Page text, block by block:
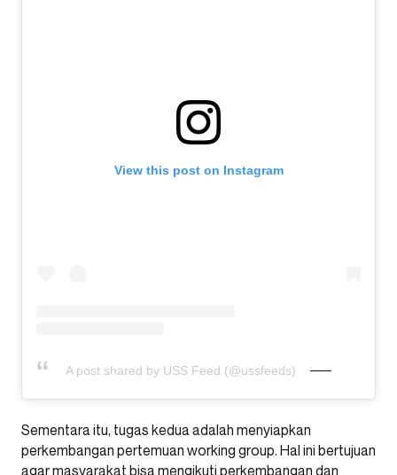
View this post on Instagram
A post shared by USS Feed (@ussfeeds)
Sementara itu, tugas kedua adalah menyiapkan
perkembangan pertemuan working group. Hal ini bertujuan
agar masyarakat bisa mengikuti perkembangan dan